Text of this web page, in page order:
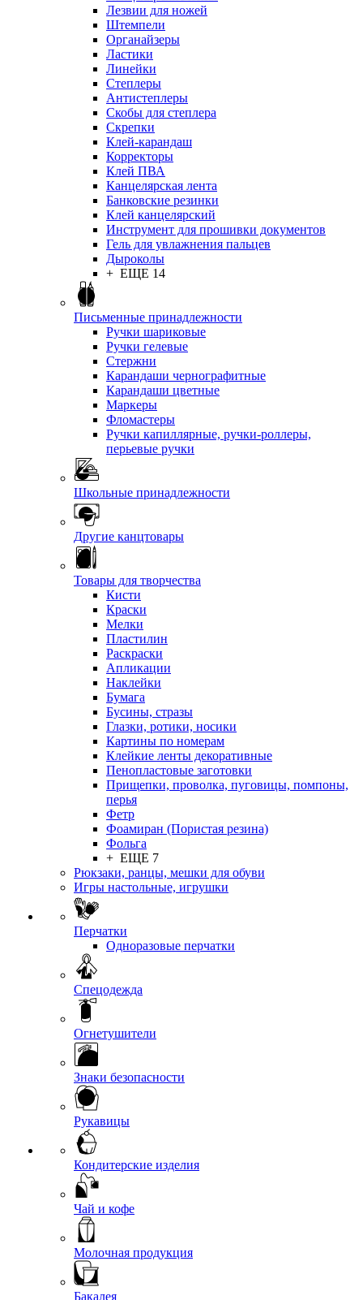
Лезвии для ножей
Штемпели
Органайзеры
Ластики
Линейки
Степлеры
Антистеплеры
Скобы для степлера
Скрепки
Клей-карандаш
Корректоры
Клей ПВА
Канцелярская лента
Банковские резинки
Клей канцелярский
Инструмент для прошивки документов
Гель для увлажнения пальцев
Дыроколы
+ ЕЩЕ 14
Письменные принадлежности
Ручки шариковые
Ручки гелевые
Стержни
Карандаши чернографитные
Карандаши цветные
Маркеры
Фломастеры
Ручки капиллярные, ручки-роллеры,
перьевые ручки
Школьные принадлежности
Другие канцтовары
Товары для творчества
Кисти
Краски
Мелки
Пластилин
Раскраски
Апликации
Наклейки
Бумага
Бусины, стразы
Глазки, ротики, носики
Картины по номерам
Клейкие ленты декоративные
Пенопластовые заготовки
Прищепки, проволка, пуговицы, помпоны,
перья
Фетр
Фоамиран (Пористая резина)
Фольга
+ ЕЩЕ 7
Рюкзаки, ранцы, мешки для обуви
Игры настольные, игрушки
Перчатки
Одноразовые перчатки
Спецодежда
Огнетушители
Знаки безопасности
Рукавицы
Кондитерские изделия
Чай и кофе
Молочная продукция
Бакалея